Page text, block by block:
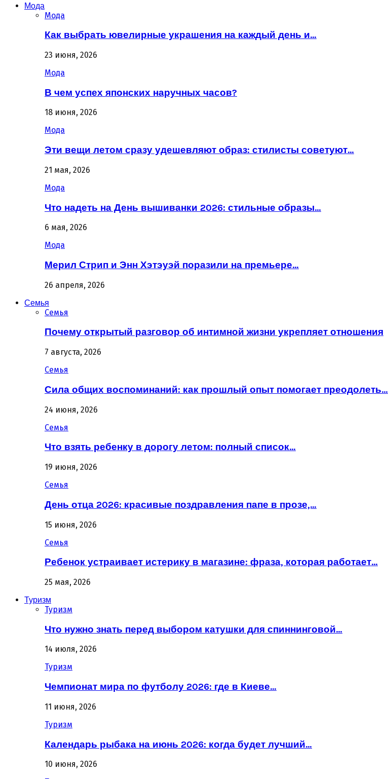
Мода
Мода
Как выбрать ювелирные украшения на каждый день и…
23 июня, 2026
Мода
В чем успех японских наручных часов?
18 июня, 2026
Мода
Эти вещи летом сразу удешевляют образ: стилисты советуют…
21 мая, 2026
Мода
Что надеть на День вышиванки 2026: стильные образы…
6 мая, 2026
Мода
Мерил Стрип и Энн Хэтэуэй поразили на премьере…
26 апреля, 2026
Семья
Семья
Почему открытый разговор об интимной жизни укрепляет отношения
7 августа, 2026
Семья
Сила общих воспоминаний: как прошлый опыт помогает преодолеть…
24 июня, 2026
Семья
Что взять ребенку в дорогу летом: полный список…
19 июня, 2026
Семья
День отца 2026: красивые поздравления папе в прозе,…
15 июня, 2026
Семья
Ребенок устраивает истерику в магазине: фраза, которая работает…
25 мая, 2026
Туризм
Туризм
Что нужно знать перед выбором катушки для спиннинговой…
14 июля, 2026
Туризм
Чемпионат мира по футболу 2026: где в Киеве…
11 июня, 2026
Туризм
Календарь рыбака на июнь 2026: когда будет лучший…
10 июня, 2026